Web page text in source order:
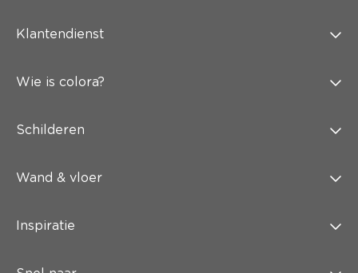
Klantendienst
Wie is colora?
Schilderen
Wand & vloer
Inspiratie